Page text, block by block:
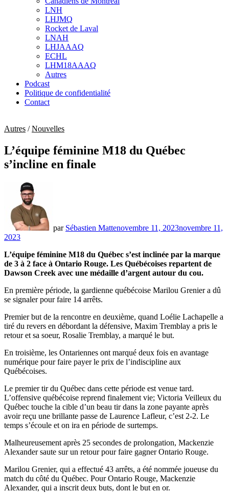
sub
menu
LNH
LHJMQ
Rocket de Laval
LNAH
LHJAAAQ
ECHL
LHM18AAAQ
Autres
Podcast
Politique de confidentialité
Contact
Autres /Nouvelles
L’équipe féminine M18 du Québec
s’incline en finale
par Sébastien Mattenovembre 11, 2023novembre 11,
2023
L’équipe féminine M18 du Québec s’est inclinée par la marque
de 3 à 2 face à Ontario Rouge. Les Québécoises repartent de
Dawson Creek avec une médaille d’argent autour du cou.
En première période, la gardienne québécoise Marilou Grenier a dû
se signaler pour faire 14 arrêts.
Premier but de la rencontre en deuxième, quand Loélie Lachapelle a
tiré du revers en débordant la défensive, Maxim Tremblay a pris le
retour et sa soeur, Rosalie Tremblay, a marqué le but.
En troisième, les Ontariennes ont marqué deux fois en avantage
numérique pour faire payer le prix de l’indiscipline aux
Québécoises.
Le premier tir du Québec dans cette période est venue tard.
L’offensive québécoise reprend finalement vie; Victoria Veilleux du
Québec touche la cible d’un beau tir dans la zone payante après
avoir reçu une brillante passe de Laurence Lafleur, c’est 2-2. Le
temps s’écoule et on ira en période de surtemps.
Malheureusement après 25 secondes de prolongation, Mackenzie
Alexander saute sur un retour pour faire gagner Ontario Rouge.
Marilou Grenier, qui a effectué 43 arrêts, a été nommée joueuse du
match du côté du Québec. Pour Ontario Rouge, Mackenzie
Alexander, qui a inscrit deux buts, dont le but en or.